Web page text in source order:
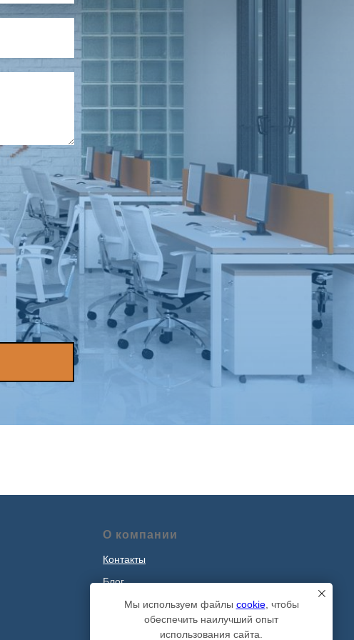
Мы используем файлы cookie, чтобы
обеспечить наилучший опыт
использования сайта.
О компании
Контакты
Блог
Наши проекты
Политика обработки персональных